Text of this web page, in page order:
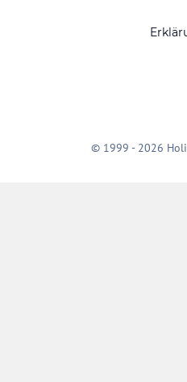
© 1999 - 2026